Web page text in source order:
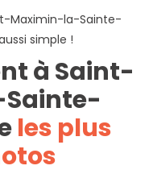
Maximin-la-Sainte-
simple !
à Saint-
les plus